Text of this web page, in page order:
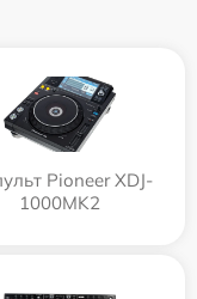
Pioneer XDJ-
1000MK2